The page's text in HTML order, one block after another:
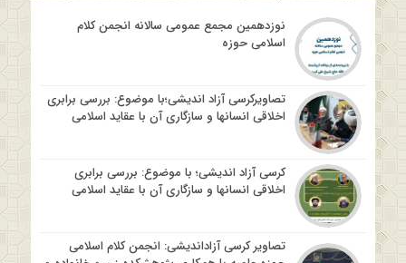
نوزدهمین مجمع عمومی سالانه انجمن کلام
اسلامی حوزه
تصاویرکرسی آزاد اندیشی؛با موضوع: بررسی برابری
اخلاقی انسانها و سازگاری آن با عقاید اسلامی
کرسی آزاد اندیشی؛ با موضوع: بررسی برابری
اخلاقی انسانها و سازگاری آن با عقاید اسلامی
تصاویر کرسی آزاداندیشی: انجمن کلام اسلامی